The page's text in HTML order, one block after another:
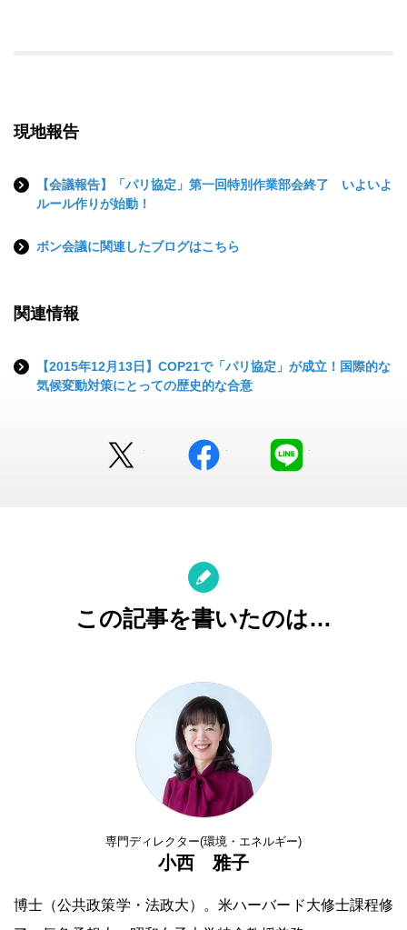
現地報告
【会議報告】「パリ協定」第一回特別作業部会終了 いよいよ
ルール作りが始動！
ボン会議に関連したブログはこちら
関連情報
【2015年12月13日】COP21で「パリ協定」が成立！国際的な
気候変動対策にとっての歴史的な合意
facebook
この記事を書いたのは…
専門ディレクター(環境・エネルギー)
小西 雅子
博士（公共政策学・法政大）。米ハーバード大修士課程修